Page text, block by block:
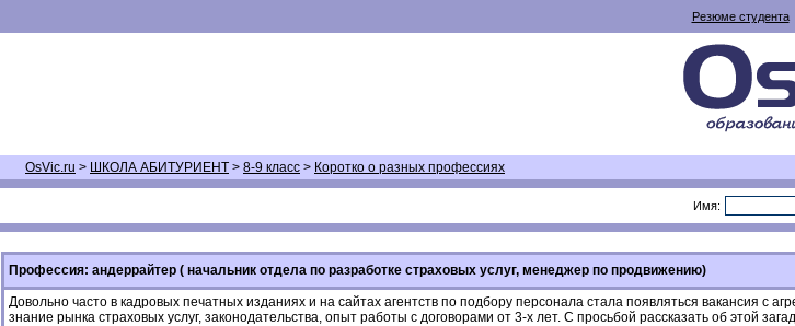
Резюме студента
OsVic.ru > ШКОЛА АБИТУРИЕНТ > 8-9 класс > Коротко о разных профессиях
Имя:
Профессия: андеррайтер ( начальник отдела по разработке страховых услуг, менеджер по продвижению)
Довольно часто в кадровых печатных изданиях и на сайтах агентств по подбору персонала стала появляться вакансия
знание рынка страховых услуг, законодательства, опыт работы с договорами от 3-х лет. С просьбой рассказать об этой